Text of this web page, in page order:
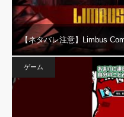
【ネタバレ注意】Limbus
ゲーム